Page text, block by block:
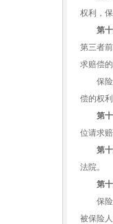
权利，
第
第三者
求赔偿
保险人
偿的权
第
位请求
第
法院。
第
保险人
被保险